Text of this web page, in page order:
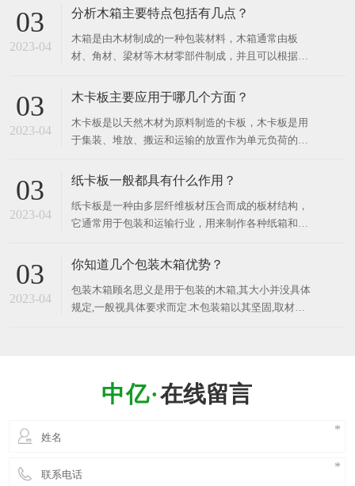
料。 ​ 木材的种类有很多，如桦木、柳杉木、松木、
作，例如定制尺寸、不同形状、加强角和卡扣等。 为
了确保
03
2023-04
分析木箱主要特点包括有几点？
木箱是由木材制成的一种包装材料，木箱通常由板
材、角材、梁材等木材零部件制成，并且可以根据产
广泛用于各种行业和领域，如工业、农业、建筑、制
品，如机器、设备、水果、蔬菜、化工品、电子产
品、建筑材料
03
2023-04
木卡板主要应用于哪几个方面？
木卡板是以天然木材为原料制造的卡板，木卡板是用
于集装、堆放、搬运和运输的放置作为单元负荷的货
的，因为其价格便宜、结实。 ​ 工业用的木卡板主要
域中被广泛用于包装各种货物和商品，例如食品、医
药、电子产品
03
2023-04
纸卡板一般都具有什么作用？
纸卡板是一种由多层纤维板材压合而成的板材结构，
它通常用于包装和运输行业，用来制作各种纸箱和纸
等不同要求，采用不同种类和厚度的纸张压合而成。
可回收利用等优点，因此在包装和运输领域中被广泛
03
2023-04
你知道几个包装木箱优势？
包装木箱顾名思义是用于包装的木箱,其大小并没具体
规定,一般视具体要求而定.木包装箱以其坚固,取材方
在线留言